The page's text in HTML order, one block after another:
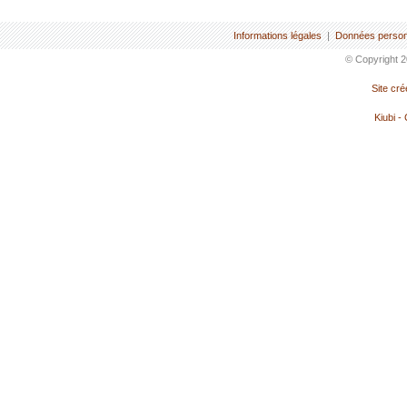
Informations légales | Données
© Copyright
Site
Kiubi -